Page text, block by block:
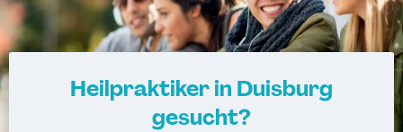
Heilpraktiker in Duisburg
gesucht?